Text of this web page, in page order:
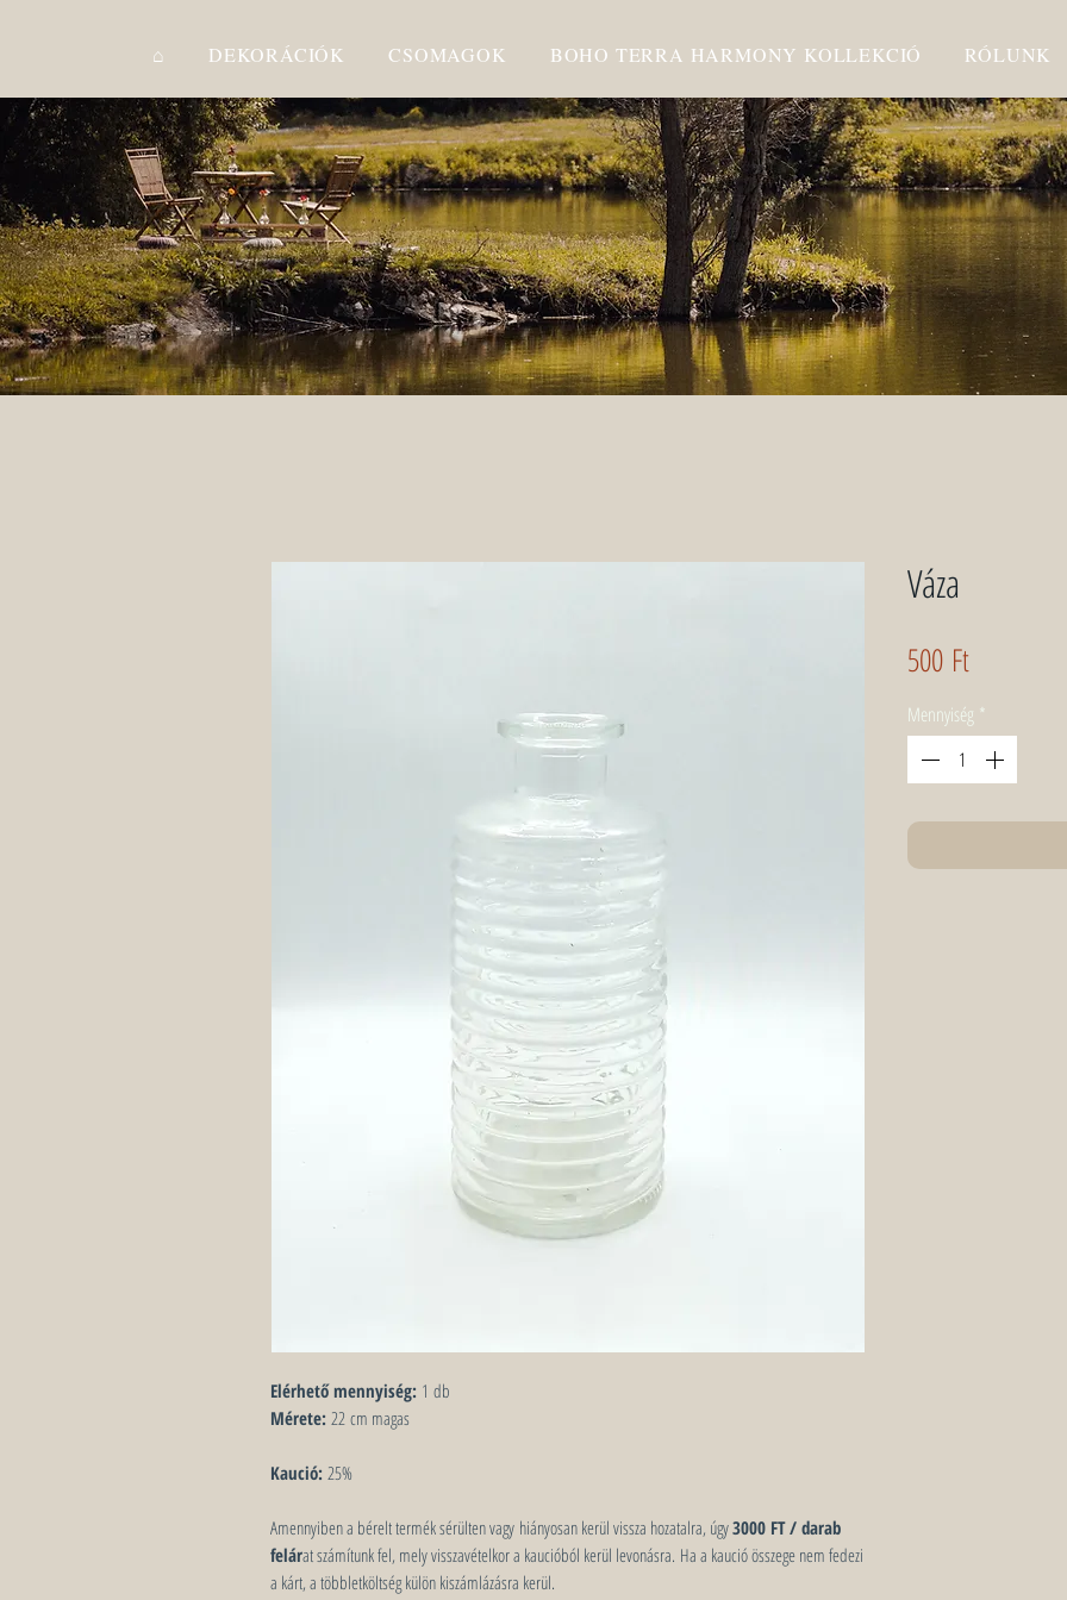
⌂ DEKORÁCIÓK CSOMAGOK BOHO TERRA HARMONY KOLLEKCIÓ RÓLUNK
Elérhető mennyiség: 1 db
Mérete: 22 cm magas
Kaució: 25%
Amennyiben a bérelt termék sérülten vagy hiányosan kerül vissza hozatalra, úgy3000 FT / darab
felárat számítunk fel, mely visszavételkor a kaucióból kerül levonásra. Ha a kaució összege nem fedezi
a kárt, a többletköltség külön kiszámlázásra kerül.
Váza
500 FtÁr
Mennyiség *